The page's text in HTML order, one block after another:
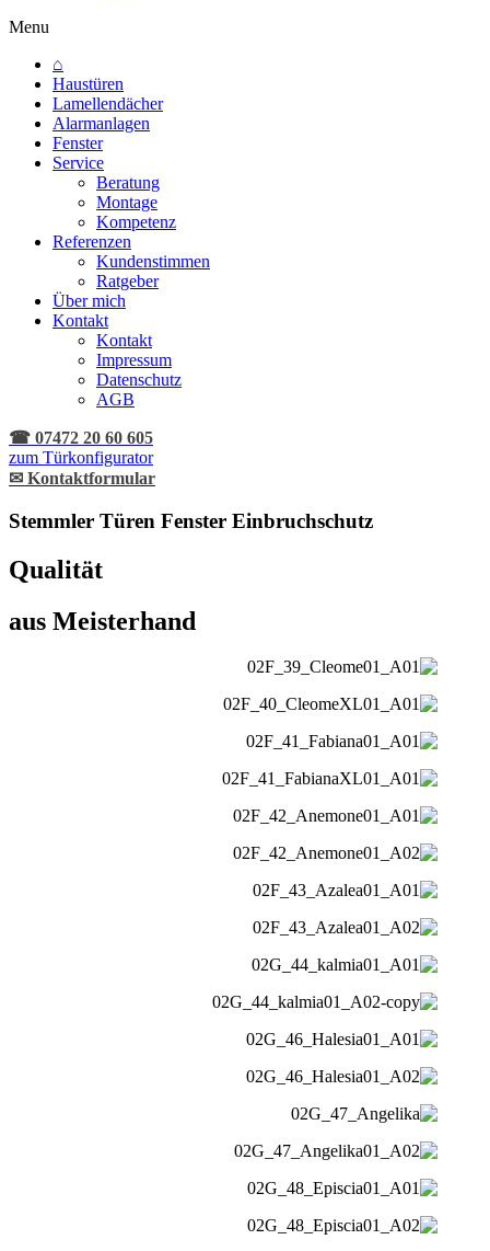
Menu
⌂
Haustüren
Lamellendächer
Alarmanlagen
Fenster
Service
Beratung
Montage
Kompetenz
Referenzen
Kundenstimmen
Ratgeber
Über mich
Kontakt
Kontakt
Impressum
Datenschutz
AGB
☎ 07472 20 60 605
zum Türkonfigurator
✉ Kontaktformular
Stemmler Türen Fenster Einbruchschutz
Qualität
aus Meisterhand